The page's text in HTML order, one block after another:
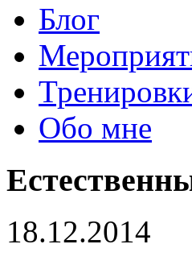
Блог
Обо мне
18.12.2014